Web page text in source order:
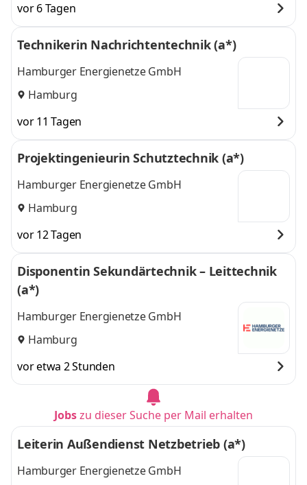
vor 6 Tagen
Technikerin Nachrichtentechnik (a*)
Hamburger Energienetze GmbH
Hamburg
vor 11 Tagen
Projektingenieurin Schutztechnik (a*)
Hamburger Energienetze GmbH
Hamburg
vor 12 Tagen
Disponentin Sekundärtechnik – Leittechnik
(a*)
Hamburger Energienetze GmbH
Hamburg
vor etwa 2 Stunden
Jobszu dieser Suche per Mail erhalten
Leiterin Außendienst Netzbetrieb (a*)
Hamburger Energienetze GmbH